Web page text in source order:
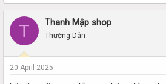
T Thanh Mập shop
Thường Dân
20 April 2025